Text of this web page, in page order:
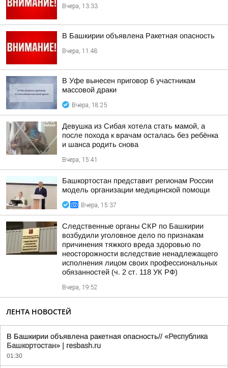
Вчера, 13:33
В Башкирии объявлена Ракетная опасность
Вчера, 11:48
В Уфе вынесен приговор 6 участникам
массовой драки
Вчера, 18:25
Девушка из Сибая хотела стать мамой, а
после похода к врачам осталась без ребёнка
и шанса родить снова
Вчера, 15:41
Башкортостан представит регионам России
модель организации медицинской помощи
Вчера, 15:37
Следственные органы СКР по Башкирии
возбудили уголовное дело по признакам
причинения тяжкого вреда здоровью по
неосторожности вследствие ненадлежащего
исполнения лицом своих профессиональных
обязанностей (ч. 2 ст. 118 УК РФ)
Вчера, 19:52
ЛЕНТА НОВОСТЕЙ
В Башкирии объявлена ракетная опасность// «Республика
Башкортостан» | resbash.ru
01:30